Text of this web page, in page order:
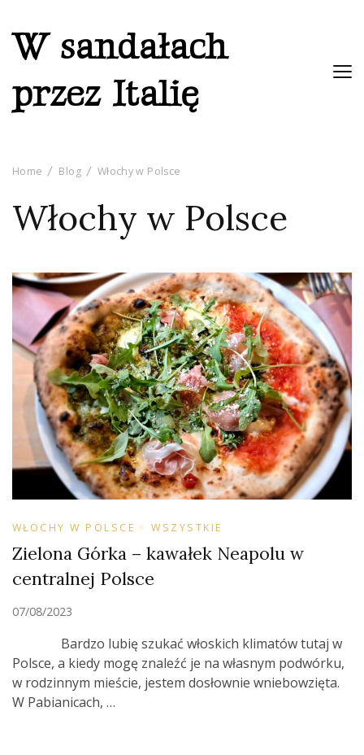
W sandałach
przez Italię
Home Blog Włochy w Polsce
Włochy w Polsce
WŁOCHY W POLSCE WSZYSTKIE
Zielona Górka – kawałek Neapolu w
centralnej Polsce
07/08/2023
Bardzo lubię szukać włoskich klimatów tutaj w
Polsce, a kiedy mogę znaleźć je na własnym podwórku,
w rodzinnym mieście, jestem dosłownie wniebowzięta.
W Pabianicach, …